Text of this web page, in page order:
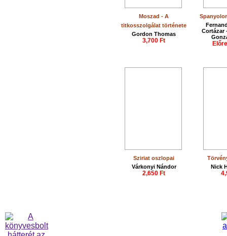
Moszad - A
titkosszolgálat története
Gordon Thomas
3,700 Ft
Cortázar
Sziriat oszlopai
Várkonyi Nándor
2,650 Ft
Nick